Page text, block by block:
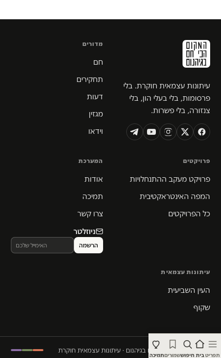
תפריטבית חיפוששמוריםתמיכה
עיתונות עצמאית חוקרת. בלי
פרסומות, בלי בעלי הון, בלי
צנזורה, בלי פשרות.
מדורים
חם
תחקירים
דעות
מגזין
וידאו
פרויקטים
פרויקט מעקב ההתנחלויות
המפה האינטראקטיבית
כל הפרויקטים
המערכת
אודות
תמיכה
צרו קשר
ניוזלטר
עיתונות עצמאית
העין השביעית
שקוף
© 2026 המקום הכי חם בגיהנום · עיתונות עצמאית חוקרת